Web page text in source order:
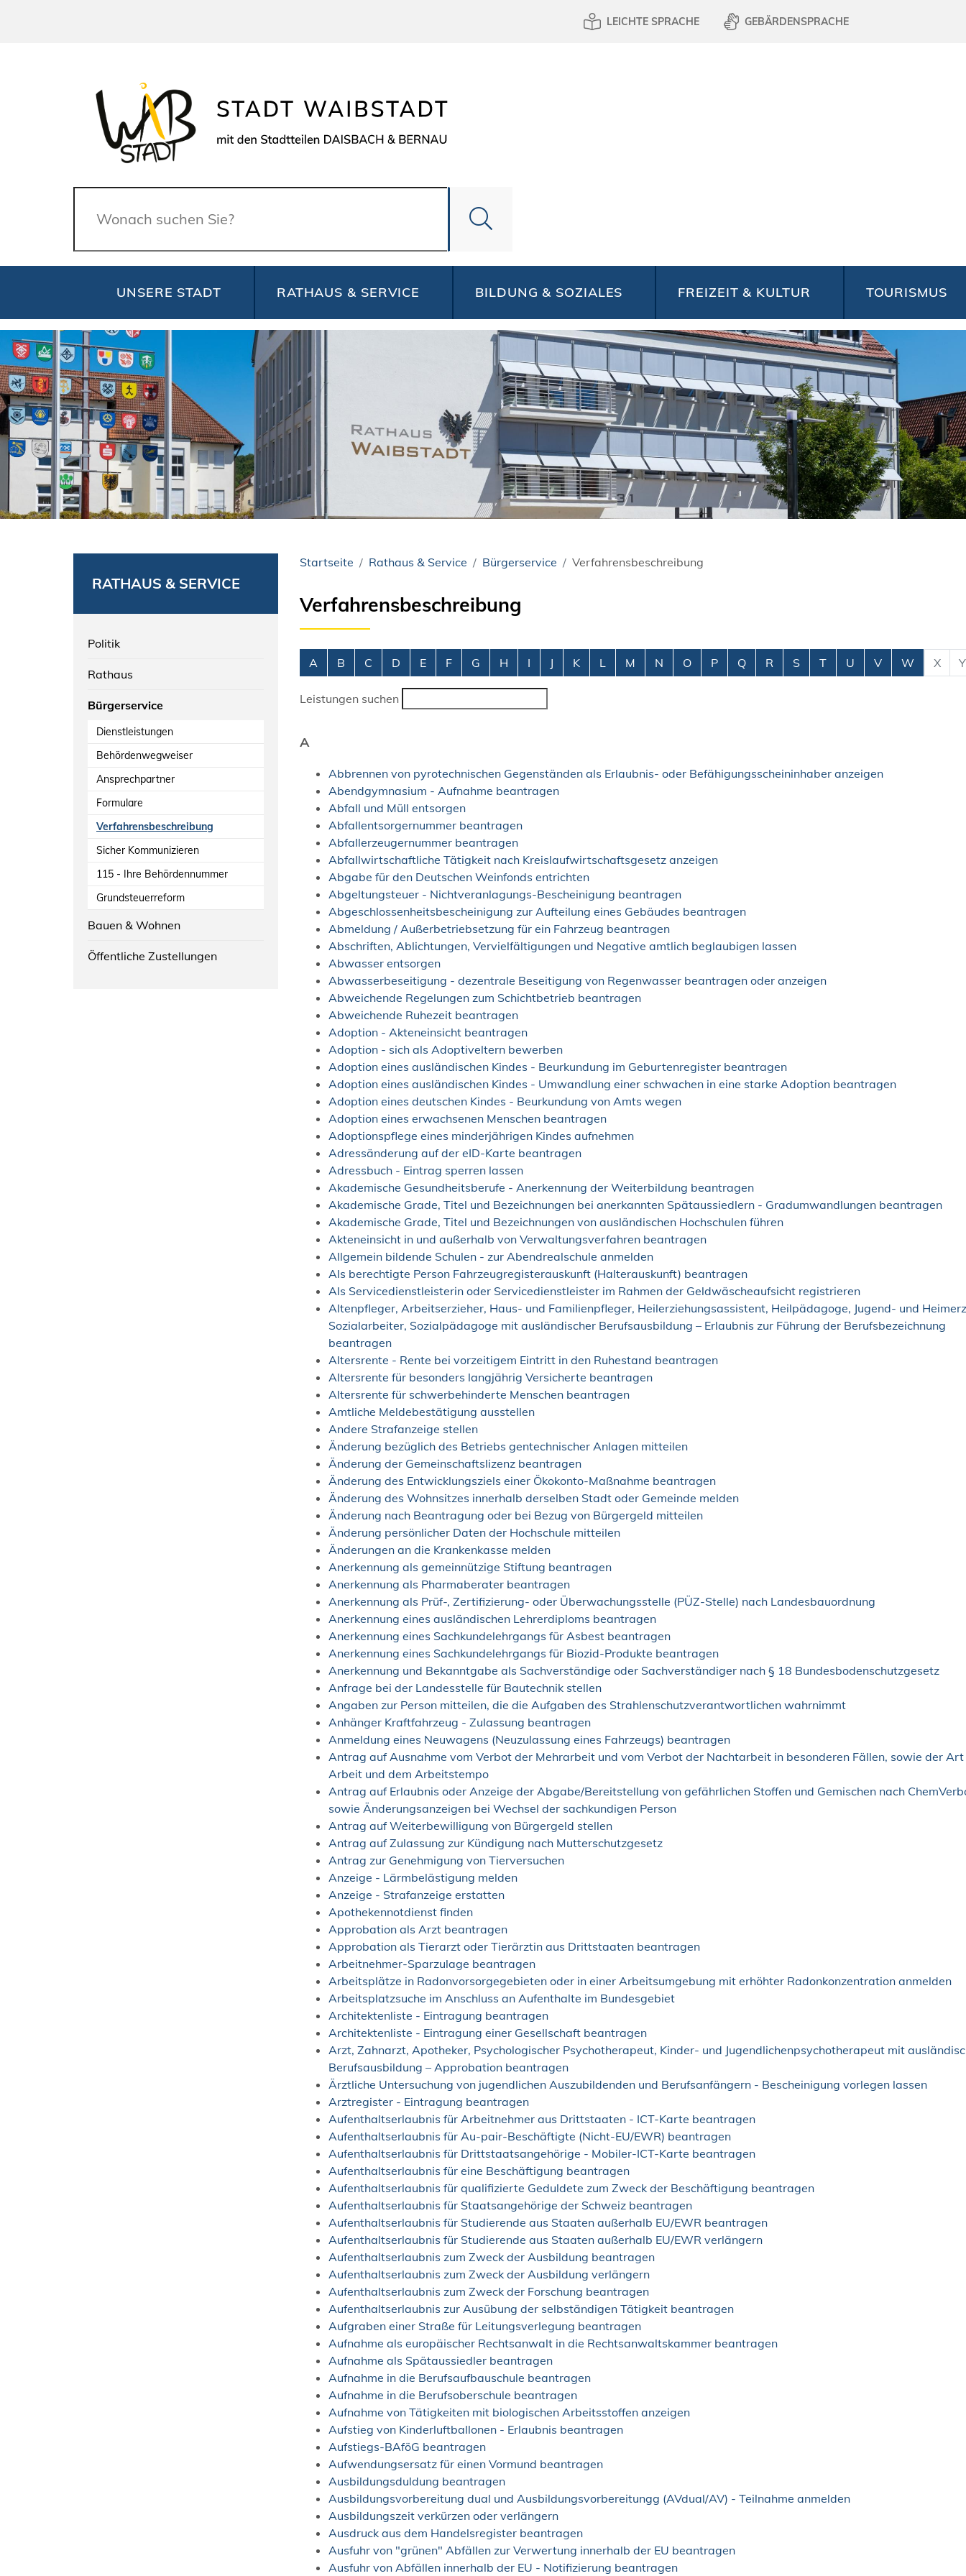
LEICHTE SPRACHE GEBÄRDENSPRACHE
Suche
UNSERE STADT RATHAUS & SERVICE BILDUNG & SOZIALES FREIZEIT & KULTUR TOURISMUS
RATHAUS & SERVICE
Politik
Rathaus
Bürgerservice
Dienstleistungen
Behördenwegweiser
Ansprechpartner
Formulare
Verfahrensbeschreibung
Sicher Kommunizieren
115 - Ihre Behördennummer
Grundsteuerreform
Bauen & Wohnen
Öffentliche Zustellungen
Startseite Rathaus & Service Bürgerservice Verfahrensbeschreibung
Verfahrensbeschreibung
Alphabetisches Register überspringen
A B C D E F G H I J K L M N O P Q R S T U V W X Y
Leistungen suchen
A
Abbrennen von pyrotechnischen Gegenständen als Erlaubnis- oder Befähigungsscheininhaber anzeigen
Abendgymnasium - Aufnahme beantragen
Abfall und Müll entsorgen
Abfallentsorgernummer beantragen
Abfallerzeugernummer beantragen
Abfallwirtschaftliche Tätigkeit nach Kreislaufwirtschaftsgesetz anzeigen
Abgabe für den Deutschen Weinfonds entrichten
Abgeltungsteuer - Nichtveranlagungs-Bescheinigung beantragen
Abgeschlossenheitsbescheinigung zur Aufteilung eines Gebäudes beantragen
Abmeldung / Außerbetriebsetzung für ein Fahrzeug beantragen
Abschriften, Ablichtungen, Vervielfältigungen und Negative amtlich beglaubigen lassen
Abwasser entsorgen
Abwasserbeseitigung - dezentrale Beseitigung von Regenwasser beantragen oder anzeigen
Abweichende Regelungen zum Schichtbetrieb beantragen
Abweichende Ruhezeit beantragen
Adoption - Akteneinsicht beantragen
Adoption - sich als Adoptiveltern bewerben
Adoption eines ausländischen Kindes - Beurkundung im Geburtenregister beantragen
Adoption eines ausländischen Kindes - Umwandlung einer schwachen in eine starke Adoption beantragen
Adoption eines deutschen Kindes - Beurkundung von Amts wegen
Adoption eines erwachsenen Menschen beantragen
Adoptionspflege eines minderjährigen Kindes aufnehmen
Adressänderung auf der eID-Karte beantragen
Adressbuch - Eintrag sperren lassen
Akademische Gesundheitsberufe - Anerkennung der Weiterbildung beantragen
Akademische Grade, Titel und Bezeichnungen bei anerkannten Spätaussiedlern - Gradumwandlungen beantragen
Akademische Grade, Titel und Bezeichnungen von ausländischen Hochschulen führen
Akteneinsicht in und außerhalb von Verwaltungsverfahren beantragen
Allgemein bildende Schulen - zur Abendrealschule anmelden
Als berechtigte Person Fahrzeugregisterauskunft (Halterauskunft) beantragen
Als Servicedienstleisterin oder Servicedienstleister im Rahmen der Geldwäscheaufsicht registrieren
Altenpfleger, Arbeitserzieher, Haus- und Familienpfleger, Heilerziehungsassistent, Heilpädagoge, Jugend- und
Sozialarbeiter, Sozialpädagoge mit ausländischer Berufsausbildung – Erlaubnis zur Führung der Berufsbezeichnung
beantragen
Altersrente - Rente bei vorzeitigem Eintritt in den Ruhestand beantragen
Altersrente für besonders langjährig Versicherte beantragen
Altersrente für schwerbehinderte Menschen beantragen
Amtliche Meldebestätigung ausstellen
Andere Strafanzeige stellen
Änderung bezüglich des Betriebs gentechnischer Anlagen mitteilen
Änderung der Gemeinschaftslizenz beantragen
Änderung des Entwicklungsziels einer Ökokonto-Maßnahme beantragen
Änderung des Wohnsitzes innerhalb derselben Stadt oder Gemeinde melden
Änderung nach Beantragung oder bei Bezug von Bürgergeld mitteilen
Änderung persönlicher Daten der Hochschule mitteilen
Änderungen an die Krankenkasse melden
Anerkennung als gemeinnützige Stiftung beantragen
Anerkennung als Pharmaberater beantragen
Anerkennung als Prüf-, Zertifizierung- oder Überwachungsstelle (PÜZ-Stelle) nach Landesbauordnung
Anerkennung eines ausländischen Lehrerdiploms beantragen
Anerkennung eines Sachkundelehrgangs für Asbest beantragen
Anerkennung eines Sachkundelehrgangs für Biozid-Produkte beantragen
Anerkennung und Bekanntgabe als Sachverständige oder Sachverständiger nach § 18 Bundesbodenschutzgesetz
Anfrage bei der Landesstelle für Bautechnik stellen
Angaben zur Person mitteilen, die die Aufgaben des Strahlenschutzverantwortlichen wahrnimmt
Anhänger Kraftfahrzeug - Zulassung beantragen
Anmeldung eines Neuwagens (Neuzulassung eines Fahrzeugs) beantragen
Antrag auf Ausnahme vom Verbot der Mehrarbeit und vom Verbot der Nachtarbeit in besonderen Fällen, sowie der
Arbeit und dem Arbeitstempo
Antrag auf Erlaubnis oder Anzeige der Abgabe/Bereitstellung von gefährlichen Stoffen und Gemischen nach
sowie Änderungsanzeigen bei Wechsel der sachkundigen Person
Antrag auf Weiterbewilligung von Bürgergeld stellen
Antrag auf Zulassung zur Kündigung nach Mutterschutzgesetz
Antrag zur Genehmigung von Tierversuchen
Anzeige - Lärmbelästigung melden
Anzeige - Strafanzeige erstatten
Apothekennotdienst finden
Approbation als Arzt beantragen
Approbation als Tierarzt oder Tierärztin aus Drittstaaten beantragen
Arbeitnehmer-Sparzulage beantragen
Arbeitsplätze in Radonvorsorgegebieten oder in einer Arbeitsumgebung mit erhöhter Radonkonzentration anmelden
Arbeitsplatzsuche im Anschluss an Aufenthalte im Bundesgebiet
Architektenliste - Eintragung beantragen
Architektenliste - Eintragung einer Gesellschaft beantragen
Arzt, Zahnarzt, Apotheker, Psychologischer Psychotherapeut, Kinder- und Jugendlichenpsychotherapeut mit
Berufsausbildung – Approbation beantragen
Ärztliche Untersuchung von jugendlichen Auszubildenden und Berufsanfängern - Bescheinigung vorlegen lassen
Arztregister - Eintragung beantragen
Aufenthaltserlaubnis für Arbeitnehmer aus Drittstaaten - ICT-Karte beantragen
Aufenthaltserlaubnis für Au-pair-Beschäftigte (Nicht-EU/EWR) beantragen
Aufenthaltserlaubnis für Drittstaatsangehörige - Mobiler-ICT-Karte beantragen
Aufenthaltserlaubnis für eine Beschäftigung beantragen
Aufenthaltserlaubnis für qualifizierte Geduldete zum Zweck der Beschäftigung beantragen
Aufenthaltserlaubnis für Staatsangehörige der Schweiz beantragen
Aufenthaltserlaubnis für Studierende aus Staaten außerhalb EU/EWR beantragen
Aufenthaltserlaubnis für Studierende aus Staaten außerhalb EU/EWR verlängern
Aufenthaltserlaubnis zum Zweck der Ausbildung beantragen
Aufenthaltserlaubnis zum Zweck der Ausbildung verlängern
Aufenthaltserlaubnis zum Zweck der Forschung beantragen
Aufenthaltserlaubnis zur Ausübung der selbständigen Tätigkeit beantragen
Aufgraben einer Straße für Leitungsverlegung beantragen
Aufnahme als europäischer Rechtsanwalt in die Rechtsanwaltskammer beantragen
Aufnahme als Spätaussiedler beantragen
Aufnahme in die Berufsaufbauschule beantragen
Aufnahme in die Berufsoberschule beantragen
Aufnahme von Tätigkeiten mit biologischen Arbeitsstoffen anzeigen
Aufstieg von Kinderluftballonen - Erlaubnis beantragen
Aufstiegs-BAföG beantragen
Aufwendungsersatz für einen Vormund beantragen
Ausbildungsduldung beantragen
Ausbildungsvorbereitung dual und Ausbildungsvorbereitungg (AVdual/AV) - Teilnahme anmelden
Ausbildungszeit verkürzen oder verlängern
Ausdruck aus dem Handelsregister beantragen
Ausfuhr von "grünen" Abfällen zur Verwertung innerhalb der EU beantragen
Ausfuhr von Abfällen innerhalb der EU - Notifizierung beantragen